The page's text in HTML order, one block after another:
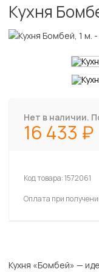
Кухня
Нет в наличии.
16 433
Код товара:1572061
Оплата при
Кухня «Бомбей» —